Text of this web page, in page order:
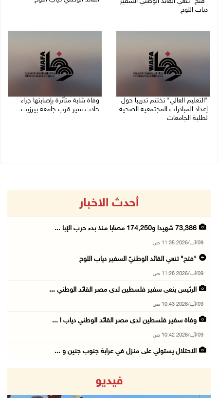
دياب اللوح
"التعليم العالي" تختتم تدريبا حول
إعداد المبادرات المجتمعية الصحية
لطلبة الجامعات
وفاة شابة متأثرة بإصابتها جراء
حادث سير قرب جامعة بيرزيت
أحدث الاخبار
73,386 شهيدا و174,250 مصابا منذ بدء حرب الإبا ...
09/آب/2026 11:35 ص
"فتح" تنعي القائد الوطنيّ السفير دياب اللوح
09/آب/2026 11:28 ص
الرئيس ينعى سفير فلسطين لدى مصر القائد الوطني ...
09/آب/2026 10:43 ص
وفاة سفير فلسطين لدى مصر القائد الوطني دياب ا ...
09/آب/2026 10:42 ص
الاحتلال يستولي على منزل في عرابة جنوب جنين و ...
فيديو